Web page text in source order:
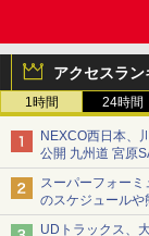
アクセスラン
1時間 24時間
NEXCO西日本、
公開 九州道 宮原
車両を通行可能に
スーパーフォー
のスケジュールや
を紹介
UDトラックス、